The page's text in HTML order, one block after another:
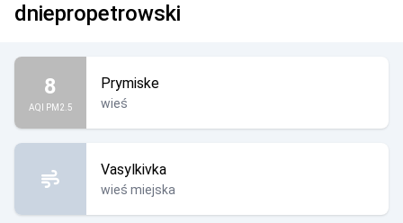
dniepropetrowski
8
AQI PM2.5
Prymiske
wieś
Vasylkivka
wieś miejska